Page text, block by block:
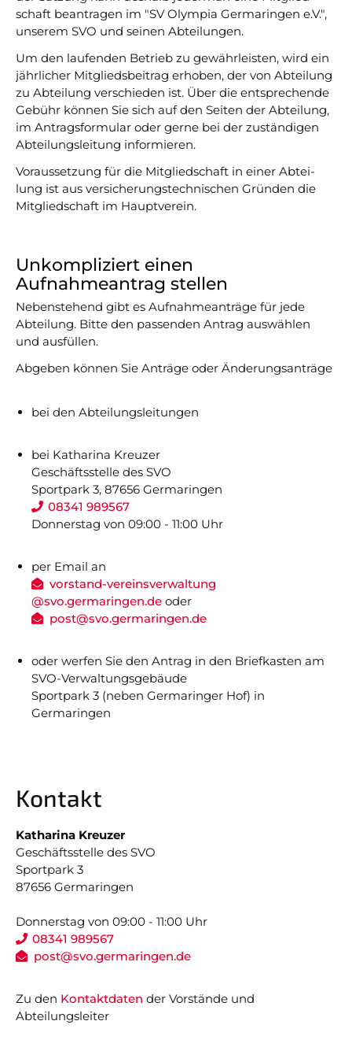
schaft be­an­tragen im "SV Olympia Germa­ringen e.V.",
unserem SVO und seinen Abtei­lungen.
Um den laufen­den Betrieb zu ge­währ­leisten, wird ein
jährlicher Mit­glieds­bei­trag er­ho­ben, der von Ab­tei­lung
zu Ab­tei­lung ver­schie­den ist. Über die ent­spre­chen­de
Gebühr können Sie sich auf den Seiten der Abteilung,
im Antragsformular oder gerne bei der zu­stän­digen
Abtei­lungs­leitung informieren.
Voraussetzung für die Mitgliedschaft in einer Abtei­
lung ist aus ver­siche­rungs­techni­schen Grün­den die
Mit­glied­schaft im Haupt­verein.
Unkompliziert einen
Aufnahmeantrag stellen
Nebenstehend gibt es Aufnahmeanträge für jede
Abteilung. Bitte den passenden Antrag auswählen
und ausfüllen.
Abgeben können Sie Anträge oder Änderungsanträge
bei den Abteilungsleitungen
bei Katharina Kreuzer
Geschäftsstelle des SVO
Sportpark 3, 87656 Germaringen
08341 989567
Donnerstag von 09:00 - 11:00 Uhr
per Email an
vorstand-vereinsverwaltung
@svo.germaringen.de oder
post@svo.germaringen.de
oder werfen Sie den Antrag in den Briefkasten am
SVO-Verwaltungsgebäude
Sportpark 3 (neben Germaringer Hof) in
Germaringen
Kontakt
Katharina Kreuzer
Geschäftsstelle des SVO
Sportpark 3
87656 Germaringen
Donnerstag von 09:00 - 11:00 Uhr
08341 989567
post@svo.germaringen.de
Zu den Kontaktdaten der Vorstände und
Abteilungsleiter
Mitgliedschaft
Ehrenmitglieder
Sportabteilungen
Gesundheitssport
Verwaltung Intern
Alle Termine
Anfahrt
FAQ
Chronik
Fanshop
Vereinssatzung
Schutzkonzept
Impressum
AOK Bayern
EDEKA Wahmhoff
Bitte nehmen Sie Kontakt mit uns auf. Wir helfen
gerne weiter.
post@svo.germaringen.de